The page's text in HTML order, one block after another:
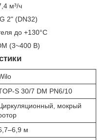
м³/ч
2" (DN32)
до +130°C
(3~400 В)
S 30/7 DM PN6/10
мокрый
м